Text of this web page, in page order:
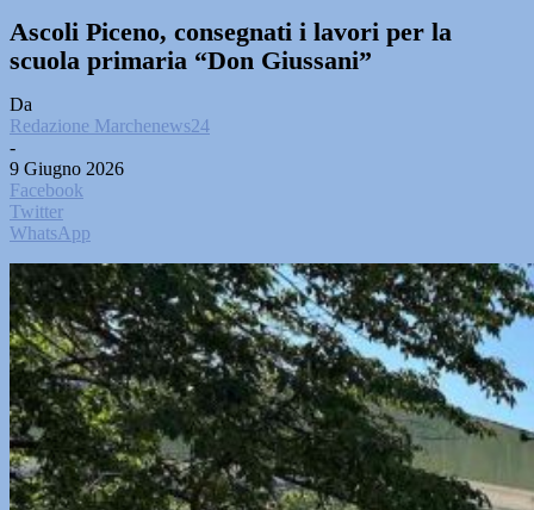
Ascoli Piceno, consegnati i lavori per la
scuola primaria “Don Giussani”
Da
Redazione Marchenews24
-
9 Giugno 2026
Facebook
Twitter
WhatsApp